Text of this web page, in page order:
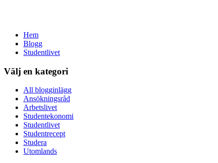
Hem
Blogg
Studentlivet
Välj en kategori
All blogginlägg
Ansökningsråd
Arbetslivet
Studentekonomi
Studentlivet
Studentrecept
Studera
Utomlands